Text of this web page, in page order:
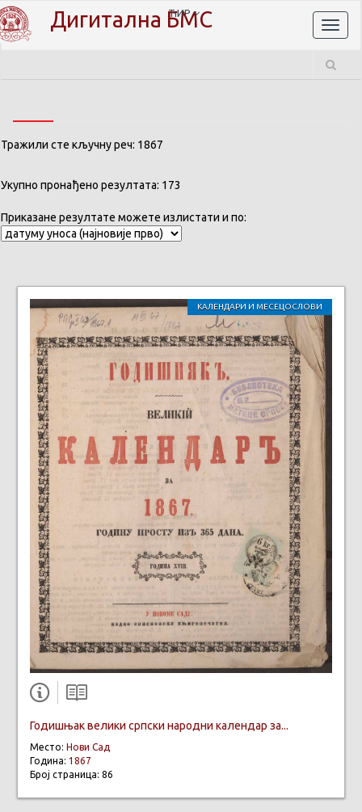
Дигитална БМС
ЋИР
Тражили сте кључну реч: 1867
Укупно пронађено резултата: 173
Приказане резултате можете излистати и по:
КАЛЕНДАРИ И МЕСЕЦОСЛОВИ
Годишњак велики српски народни календар за...
Место: Нови Сад
Година: 1867
Број страница: 86